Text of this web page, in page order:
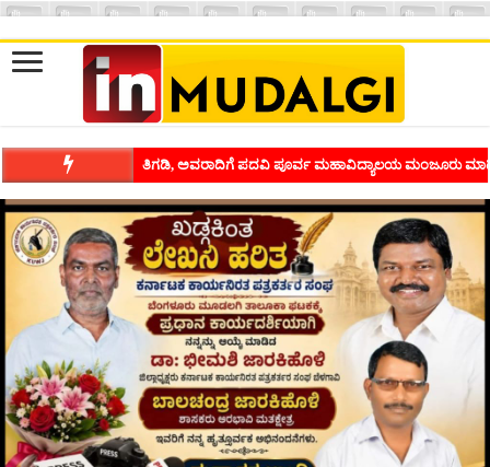
ಶಿವಾಪುರದಲ್ಲಿ ಕವಿಗೋಷ್ಠಿಯ ಸಂಭ್ರಮ ಭಾವನೆಗಳನ್ನು ಕಟ್ಟಿಕೊಡುವ